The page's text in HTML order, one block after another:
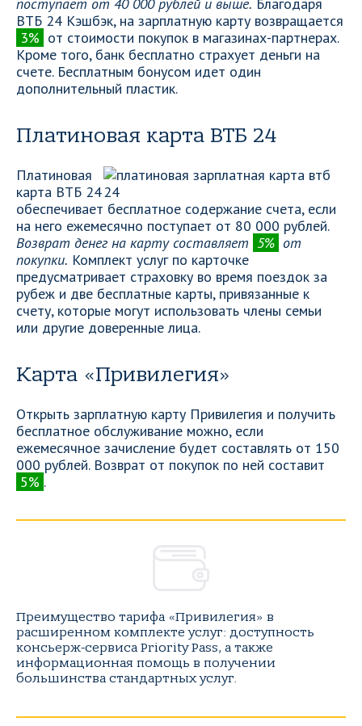
ВТБ 24 Кэшбэк, на зарплатную карту возвращается
3% от стоимости покупок в магазинах-партнерах.
Кроме того, банк бесплатно страхует деньги на
счете. Бесплатным бонусом идет один
дополнительный пластик.
Платиновая карта ВТБ 24
Платиновая
карта ВТБ 24
обеспечивает бесплатное содержание счета, если
на него ежемесячно поступает от 80 000 рублей.
Возврат денег на карту составляет 5% от
покупки. Комплект услуг по карточке
предусматривает страховку во время поездок за
рубеж и две бесплатные карты, привязанные к
счету, которые могут использовать члены семьи
или другие доверенные лица.
Карта «Привилегия»
Открыть зарплатную карту Привилегия и получить
бесплатное обслуживание можно, если
ежемесячное зачисление будет составлять от 150
000 рублей. Возврат от покупок по ней составит
5% .
Преимущество тарифа «Привилегия» в
расширенном комплекте услуг: доступность
консьерж-сервиса Priority Pass, а также
информационная помощь в получении
большинства стандартных услуг.